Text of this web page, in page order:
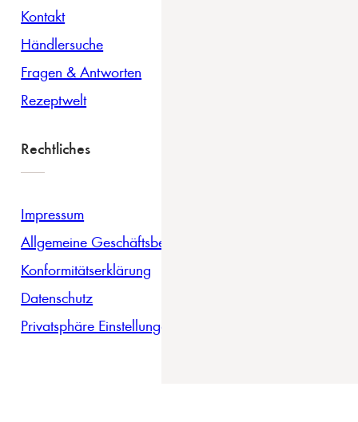
Kontakt
Händlersuche
Fragen & Antworten
Rezeptwelt
Rechtliches
Impressum
Allgemeine Geschäftsbedingungen
Konformitätserklärung
Datenschutz
Privatsphäre Einstellungen